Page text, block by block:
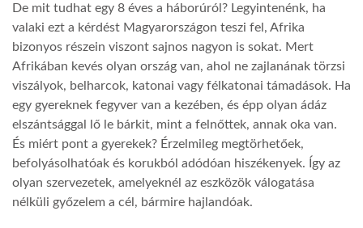
De mit tudhat egy 8 éves a háborúról? Legyintenénk, ha
valaki ezt a kérdést Magyarországon teszi fel, Afrika
bizonyos részein viszont sajnos nagyon is sokat. Mert
Afrikában kevés olyan ország van, ahol ne zajlanának törzsi
viszályok, belharcok, katonai vagy félkatonai támadások. Ha
egy gyereknek fegyver van a kezében, és épp olyan ádáz
elszántsággal lő le bárkit, mint a felnőttek, annak oka van.
És miért pont a gyerekek? Érzelmileg megtörhetőek,
befolyásolhatóak és korukból adódóan hiszékenyek. Így az
olyan szervezetek, amelyeknél az eszközök válogatása
nélküli győzelem a cél, bármire hajlandóak.